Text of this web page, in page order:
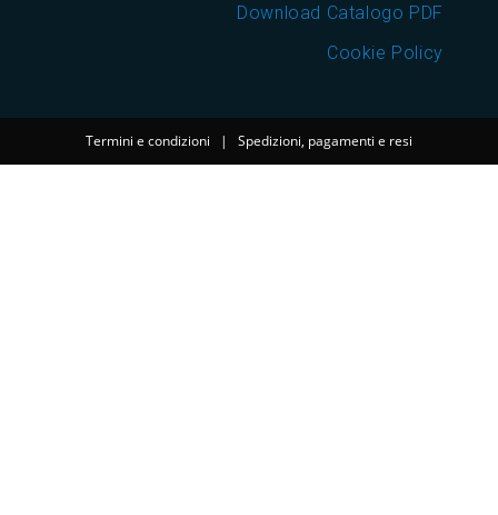
Download Catalogo PDF
Cookie Policy
Termini e condizioni | Spedizioni, pagamenti e resi